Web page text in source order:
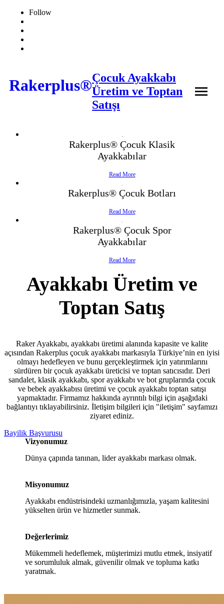
Follow
Rakerplus®Çocuk Ayakkabı
Üretim ve Toptan
Satışı
- Çocuk Spor Ayakkabı
- Klasik Çocuk Ayakkabı
- Çocuk Sandalet
- İlk Adım & Bebek Ayakkabı
Rakerplus® Çocuk Klasik
Ayakkabılar
Read More
Rakerplus® Çocuk Botları
Read More
Rakerplus® Çocuk Spor
Ayakkabılar
Read More
Ayakkabı Üretim ve
Toptan Satış
Raker Ayakkabı, ayakkabı üretimi alanında kapasite ve kalite
açısından Rakerplus çocuk ayakkabı markasıyla Türkiye’nin en iyisi
olmayı hedefleyen ve bunu gerçekleştirmek için yatırımlarını
sürdüren bir çocuk ayakkabı üreticisi ve toptan satıcısıdır. Deri
sandalet, klasik ayakkabı, spor ayakkabı ve bot gruplarında çocuk
ve bebek ayakkabısı üretimi ve çocuk ayakkabı toptan satışı
yapmaktadır. Firmamız hakkında ayrıntılı bilgi için aşağıdaki
bağlantıyı tıklayabilirsiniz. İletişim bilgileri için "iletişim" sayfamızı
ziyaret ediniz.
Bayilik Başvurusu
Vizyonumuz
Dünya çapında tanınan, lider ayakkabı markası olmak.
Misyonumuz
Ayakkabı endüstrisindeki uzmanlığımızla, yaşam kalitesini
yükselten ürün ve hizmetler sunmak.
Değerlerimiz
Mükemmeli hedeflemek, müşterimizi mutlu etmek, insiyatif
ve sorumluluk almak, güvenilir olmak ve topluma katkı
yaratmak.